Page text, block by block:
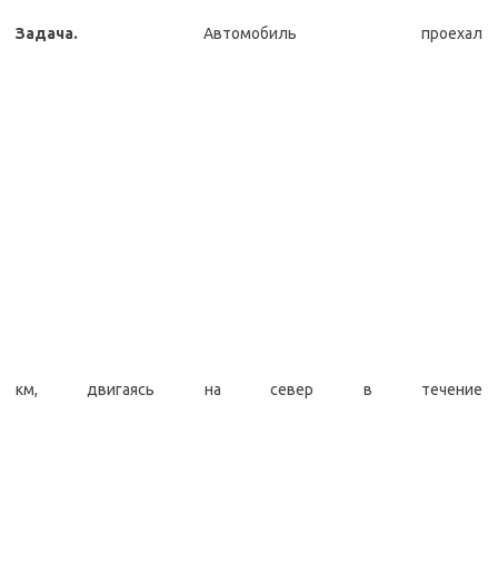
Задача. Автомобиль проехал
км, двигаясь на север в течение